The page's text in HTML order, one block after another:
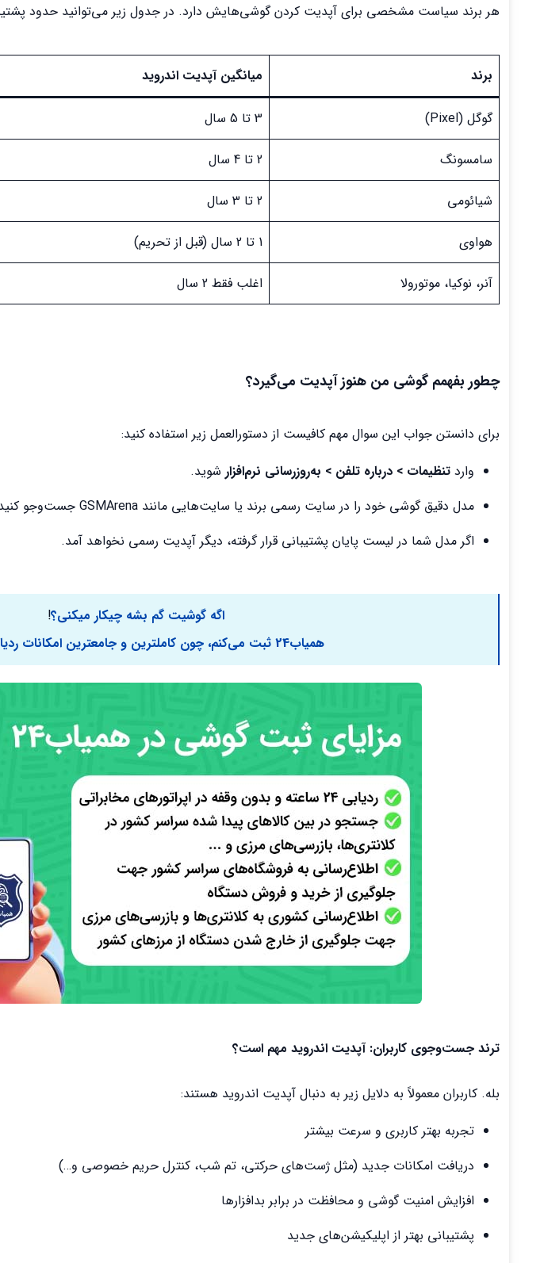
هر برند سیاست مشخصی برای آپدیت کردن گوشی‌هایش دارد. در جدول زیر می‌توانید حدود
برند میانگین آپدیت اندروید
گوگل (Pixel) 3 تا 5 سال
سامسونگ 2 تا 4 سال
شیائومی 2 تا 3 سال
هواوی 1 تا 2 سال (قبل از تحریم)
آنر، نوکیا، موتورولا اغلب فقط 2 سال
چطور بفهمم گوشی من هنوز آپدیت می‌گیرد؟
برای دانستن جواب این سوال مهم کافیست از دستورالعمل زیر استفاده کنید:
وارد تنظیمات > درباره تلفن > به‌روزرسانی نرم‌افزار شوید.
مدل دقیق گوشی خود را در سایت رسمی برند یا سایت‌هایی مانند GSMArena جست‌وجو کنید.
اگر مدل شما در لیست پایان پشتیبانی قرار گرفته، دیگر آپدیت رسمی نخواهد آمد.
اگه گوشیت گم بشه چیکار میکنی؟!
همیاب24
ثبت می‌کنم، چون کاملترین و جامعترین امکانات
ترند جست‌وجوی کاربران: آپدیت اندروید مهم است؟
بله. کاربران معمولاً به دلایل زیر به دنبال آپدیت اندروید هستند:
تجربه بهتر کاربری و سرعت بیشتر
دریافت امکانات جدید (مثل ژست‌های حرکتی، تم شب، کنترل حریم خصوصی و…)
افزایش امنیت گوشی و محافظت در برابر بدافزارها
پشتیبانی بهتر از اپلیکیشن‌های جدید